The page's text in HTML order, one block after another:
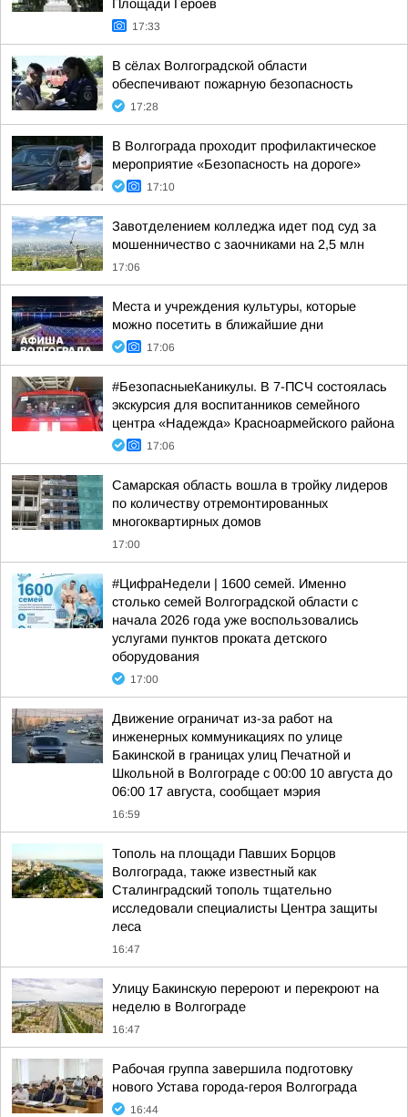
Площади Героев
17:33
В сёлах Волгоградской области
обеспечивают пожарную безопасность
17:28
В Волгограда проходит профилактическое
мероприятие «Безопасность на дороге»
17:10
Завотделением колледжа идет под суд за
мошенничество с заочниками на 2,5 млн
17:06
Места и учреждения культуры, которые
можно посетить в ближайшие дни
17:06
#БезопасныеКаникулы. В 7-ПСЧ состоялась
экскурсия для воспитанников семейного
центра «Надежда» Красноармейского района
17:06
Самарская область вошла в тройку лидеров
по количеству отремонтированных
многоквартирных домов
17:00
#ЦифраНедели | 1600 семей. Именно
столько семей Волгоградской области с
начала 2026 года уже воспользовались
услугами пунктов проката детского
оборудования
17:00
Движение ограничат из-за работ на
инженерных коммуникациях по улице
Бакинской в границах улиц Печатной и
Школьной в Волгограде с 00:00 10 августа до
06:00 17 августа, сообщает мэрия
16:59
Тополь на площади Павших Борцов
Волгограда, также известный как
Сталинградский тополь тщательно
исследовали специалисты Центра защиты
леса
16:47
Улицу Бакинскую перероют и перекроют на
неделю в Волгограде
16:47
Рабочая группа завершила подготовку
нового Устава города-героя Волгограда
16:44